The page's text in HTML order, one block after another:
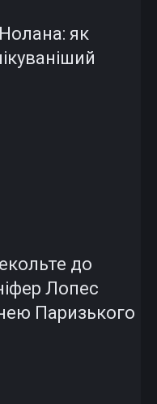
як
до
Лопес
Паризького